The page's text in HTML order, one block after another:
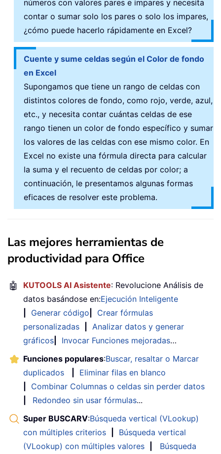
números con valores pares e impares y necesita
contar o sumar solo los pares o solo los impares,
¿cómo puede hacerlo rápidamente en Excel?
Cuente y sume celdas según el Color de fondo
en Excel
Supongamos que tiene un rango de celdas con
distintos colores de fondo, como rojo, verde, azul,
etc., y necesita contar cuántas celdas de ese
rango tienen un color de fondo específico y sumar
los valores de las celdas con ese mismo color. En
Excel no existe una fórmula directa para calcular
la suma y el recuento de celdas por color; a
continuación, le presentamos algunas formas
eficaces de resolver este problema.
Las mejores herramientas de
productividad para Office
🤖 KUTOOLS AI Asistente: Revolucione Análisis de
datos basándose en:Ejecución Inteligente
Generar código
Crear fórmulas
personalizadas
Analizar datos y generar
gráficos
Invocar Funciones mejoradas…
Funciones populares:Buscar, resaltar o Marcar
duplicados
Eliminar filas en blanco
Combinar Columnas o celdas sin perder datos
Redondeo sin usar fórmulas...
Super BUSCARV:Búsqueda vertical (VLookup)
con múltiples criterios
Búsqueda vertical
(VLookup) con múltiples valores
Búsqueda